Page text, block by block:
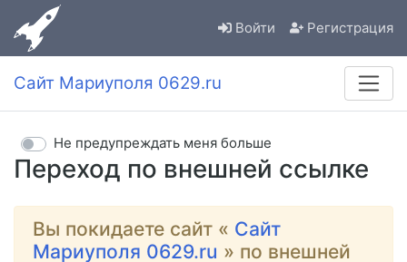
Войти Регистрация
Сайт Мариуполя 0629.ru
Переход по внешней ссылке
Не предупреждать меня больше
Вы покидаете сайт « Сайт
Мариуполя 0629.ru » по внешней